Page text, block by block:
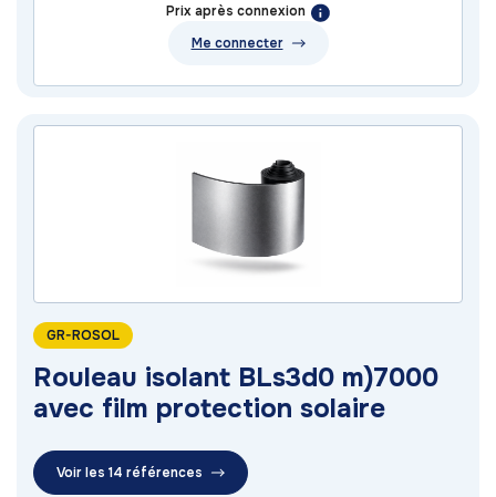
Prix après connexion
Me connecter
GR-ROSOL
Rouleau isolant BLs3d0 m)7000
avec film protection solaire
Voir les 14 références